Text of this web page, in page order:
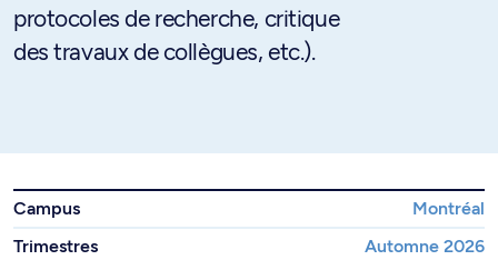
protocoles de recherche, critique
des travaux de collègues, etc.).
Campus
Montréal
Trimestres
Automne 2026